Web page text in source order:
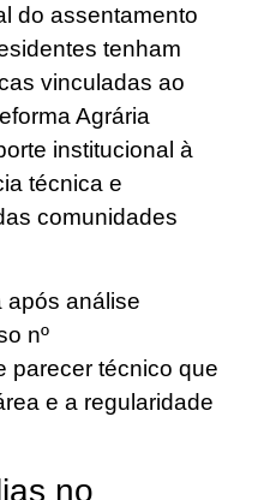
do assentamento
tenham
vinculadas ao
Agrária
institucional à
técnica e
comunidades
após análise
nº
parecer técnico que
e a regularidade
no